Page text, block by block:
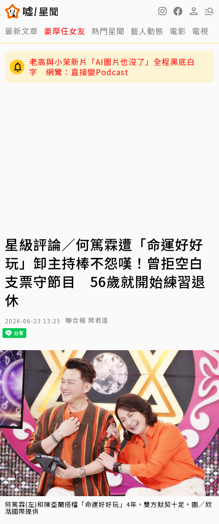
最新文章 姜厚任女友 熱門星聞 藝人動態 電影 電視
快訊／方志友、楊銘威離婚了！結束12年婚「無
法再做情人永遠是家人」
星級評論／何篤霖遭「命運好好
玩」卸主持棒不怨嘆！曾拒空白
支票守節目 56歲就開始練習退
休
2026-06-23 13:25 聯合報 葉君遠
何篤霖(左)和陳亞蘭搭檔「命運好好玩」4年，雙方默契十足。圖／欣
湉國際提供